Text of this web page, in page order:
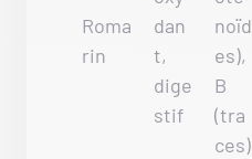
Roma
rin
dan
t,
dige
stif
noïd
es),
B
(tra
ces)